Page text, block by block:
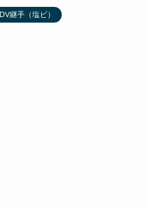
DV継手（塩ビ）